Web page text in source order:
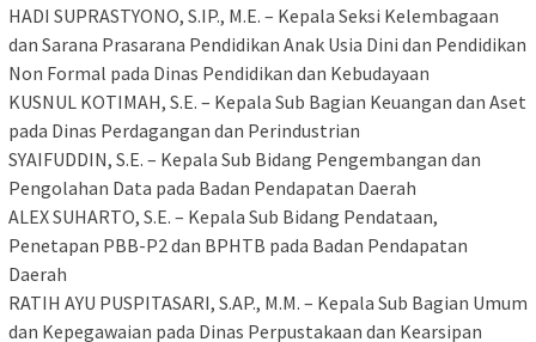
​HADI SUPRASTYONO, S.IP., M.E. – Kepala Seksi Kelembagaan
dan Sarana Prasarana Pendidikan Anak Usia Dini dan Pendidikan
Non Formal pada Dinas Pendidikan dan Kebudayaan
​KUSNUL KOTIMAH, S.E. – Kepala Sub Bagian Keuangan dan Aset
pada Dinas Perdagangan dan Perindustrian
​SYAIFUDDIN, S.E. – Kepala Sub Bidang Pengembangan dan
Pengolahan Data pada Badan Pendapatan Daerah
​ALEX SUHARTO, S.E. – Kepala Sub Bidang Pendataan,
Penetapan PBB-P2 dan BPHTB pada Badan Pendapatan
Daerah
​RATIH AYU PUSPITASARI, S.AP., M.M. – Kepala Sub Bagian Umum
dan Kepegawaian pada Dinas Perpustakaan dan Kearsipan